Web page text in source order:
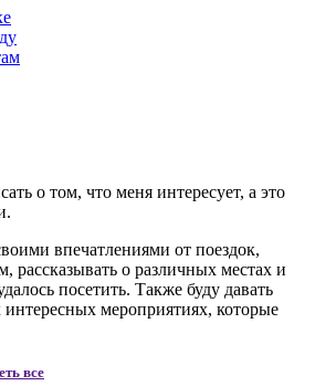
о том, что меня интересует, а это
впечатлениями от поездок,
рассказывать о различных местах и
посетить. Также буду давать
мероприятиях, которые
все